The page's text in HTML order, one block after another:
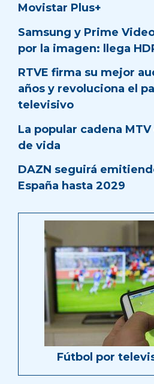
Movistar Plus+
Samsung y Prime
por la imagen: llega
RTVE firma su mejor
años y revoluciona el
televisivo
La popular cadena
de vida
DAZN seguirá
España hasta 2029
Fútbol por